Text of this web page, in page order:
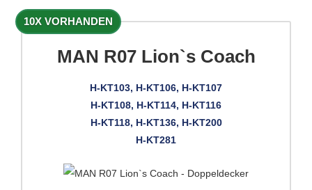
10X VORHANDEN
MAN R07 Lion`s Coach
H-KT103, H-KT106, H-KT107
H-KT108, H-KT114, H-KT116
H-KT118, H-KT136, H-KT200
H-KT281